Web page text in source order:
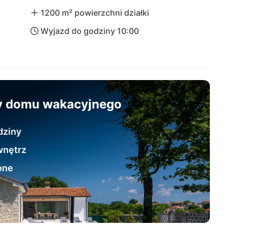
1200 m² powierzchni działki
Wyjazd do godziny 10:00
domu wakacyjnego